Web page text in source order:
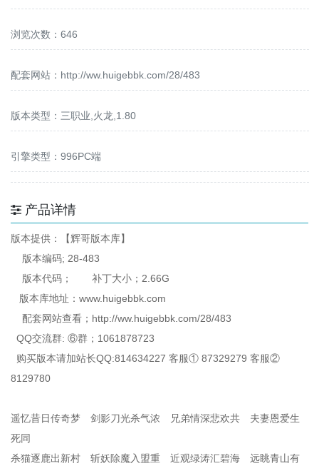
浏览次数：646
配套网站： http://ww.huigebbk.com/28/483
版本类型：三职业,火龙,1.80
引擎类型：996PC端
产品详情
版本提供：【辉哥版本库】
版本编码; 28-483
版本代码； 补丁大小；2.66G
版本库地址：www.huigebbk.com
配套网站查看；http://ww.huigebbk.com/28/483
QQ交流群: ⑥群；1061878723
购买版本请加站长QQ:814634227 客服① 87329279 客服②
8129780
遥忆昔日传奇梦 剑影刀光杀气浓 兄弟情深悲欢共 夫妻恩爱生
死同
杀猫逐鹿出新村 斩妖除魔入盟重 近观绿涛汇碧海 远眺青山有